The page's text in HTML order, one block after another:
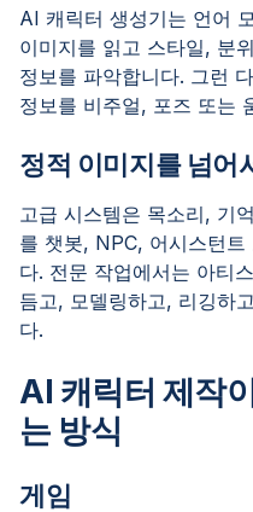
AI 캐릭터 생성기는 언어
이미지를 읽고 스타일, 분
정보를 파악합니다. 그런
정보를 비주얼, 포즈 또는
정적 이미지를 넘어
고급 시스템은 목소리, 기
를 챗봇, NPC, 어시스턴
다. 전문 작업에서는 아티
듬고, 모델링하고, 리깅하
다.
AI 캐릭터 제작
는 방식
게임